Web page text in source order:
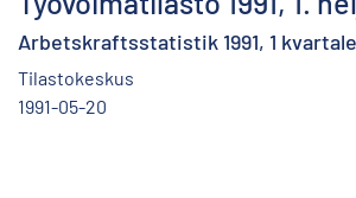
Arbetskraftsstatistik 1991, 1
Tilastokeskus
1991-05-20